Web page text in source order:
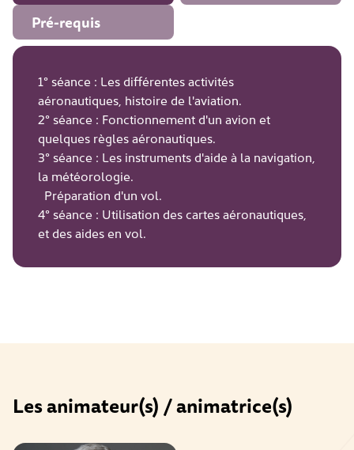
Pré-requis
1° séance : Les différentes activités
aéronautiques, histoire de l'aviation.
2° séance : Fonctionnement d'un avion et
quelques règles aéronautiques.
3° séance : Les instruments d'aide à la navigation,
la météorologie.
Préparation d'un vol.
4° séance : Utilisation des cartes aéronautiques,
et des aides en vol.
Les animateur(s) / animatrice(s)